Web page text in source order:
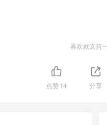
喜欢就支持
点赞14 分享